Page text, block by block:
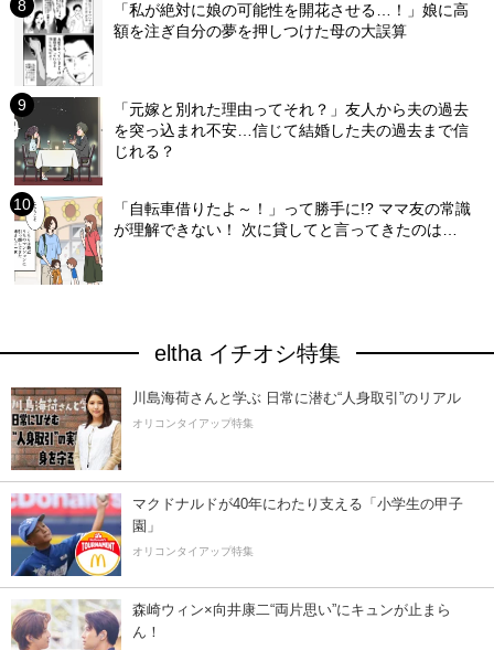
「私が絶対に娘の可能性を開花させる…！」娘に高
額を注ぎ自分の夢を押しつけた母の大誤算
「元嫁と別れた理由ってそれ？」友人から夫の過去
を突っ込まれ不安…信じて結婚した夫の過去まで信
じれる？
「自転車借りたよ～！」って勝手に!? ママ友の常識
が理解できない！ 次に貸してと言ってきたのは…
eltha イチオシ特集
川島海荷さんと学ぶ 日常に潜む“人身取引”のリアル
オリコンタイアップ特集
マクドナルドが40年にわたり支える「小学生の甲子
園」
オリコンタイアップ特集
森崎ウィン×向井康二“両片思い”にキュンが止まら
ん！